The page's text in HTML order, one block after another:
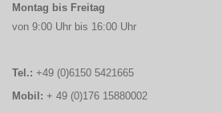
Montag bis Freitag
von 9:00 Uhr bis 16:00 Uhr
Tel.: +49 (0)6150 5421665
Mobil: + 49 (0)176 15880002